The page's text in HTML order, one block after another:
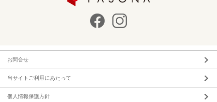
お問合せ
当サイトご利用にあたって
個人情報保護方針